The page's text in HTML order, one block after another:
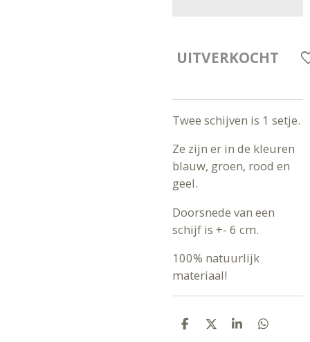
UITVERKOCHT
Twee schijven is 1 setje.
Ze zijn er in de kleuren
blauw, groen, rood en
geel.
Doorsnede van een
schijf is +- 6 cm.
100% natuurlijk
materiaal!
D
D
S
D